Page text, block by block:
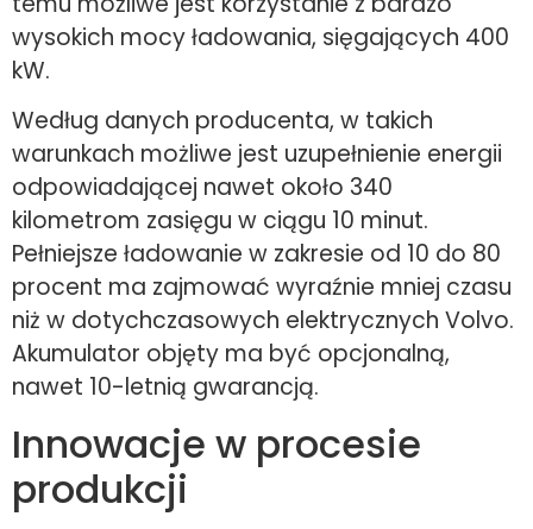
wysokich mocy ładowania, sięgających 400
kW.
Według danych producenta, w takich
warunkach możliwe jest uzupełnienie energii
odpowiadającej nawet około 340
kilometrom zasięgu w ciągu 10 minut.
Pełniejsze ładowanie w zakresie od 10 do 80
procent ma zajmować wyraźnie mniej czasu
niż w dotychczasowych elektrycznych Volvo.
Akumulator objęty ma być opcjonalną,
nawet 10-letnią gwarancją.
Innowacje w procesie
produkcji